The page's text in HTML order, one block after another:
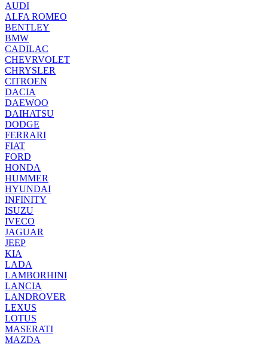
AUDI
ALFA ROMEO
BENTLEY
BMW
CADILAC
CHEVRVOLET
CHRYSLER
CITROEN
DACIA
DAEWOO
DAIHATSU
DODGE
FERRARI
FIAT
FORD
HONDA
HUMMER
HYUNDAI
INFINITY
ISUZU
IVECO
JAGUAR
JEEP
KIA
LADA
LAMBORHINI
LANCIA
LANDROVER
LEXUS
LOTUS
MASERATI
MAZDA